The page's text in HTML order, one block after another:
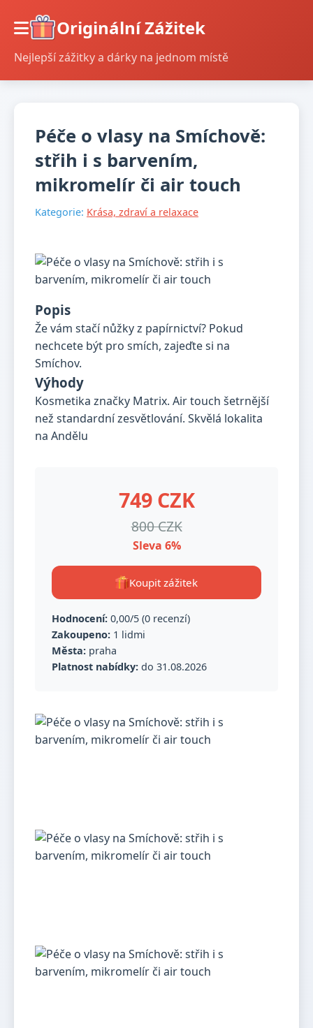
Originální Zážitek
Nejlepší zážitky a dárky na jednom místě
Péče o vlasy na Smíchově:
střih i s barvením,
mikromelír či air touch
Kategorie: Krása, zdraví a relaxace
Popis
Že vám stačí nůžky z papírnictví? Pokud
nechcete být pro smích, zajeďte si na
Smíchov.
Výhody
Kosmetika značky Matrix. Air touch šetrnější
než standardní zesvětlování. Skvělá lokalita
na Andělu
749 CZK
800 CZK
Sleva 6%
Koupit zážitek
Hodnocení: 0,00/5 (0 recenzí)
Zakoupeno: 1 lidmi
Města: praha
Platnost nabídky: do 31.08.2026